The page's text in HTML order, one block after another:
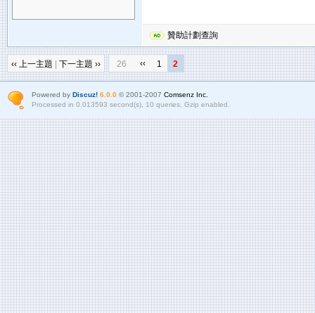
贊助計劃查詢
‹‹ 上一主題 下一主題 ›› 26 ‹‹ 1 2
Powered by Discuz! 6.0.0© 2001-2007 Comsenz Inc.
Processed in 0.013593 second(s), 10 queries, Gzip enabled.